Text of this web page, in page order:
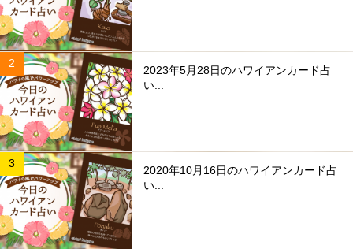
2023年5月28日のハワイアンカード占
い...
2020年10月16日のハワイアンカード占
い...